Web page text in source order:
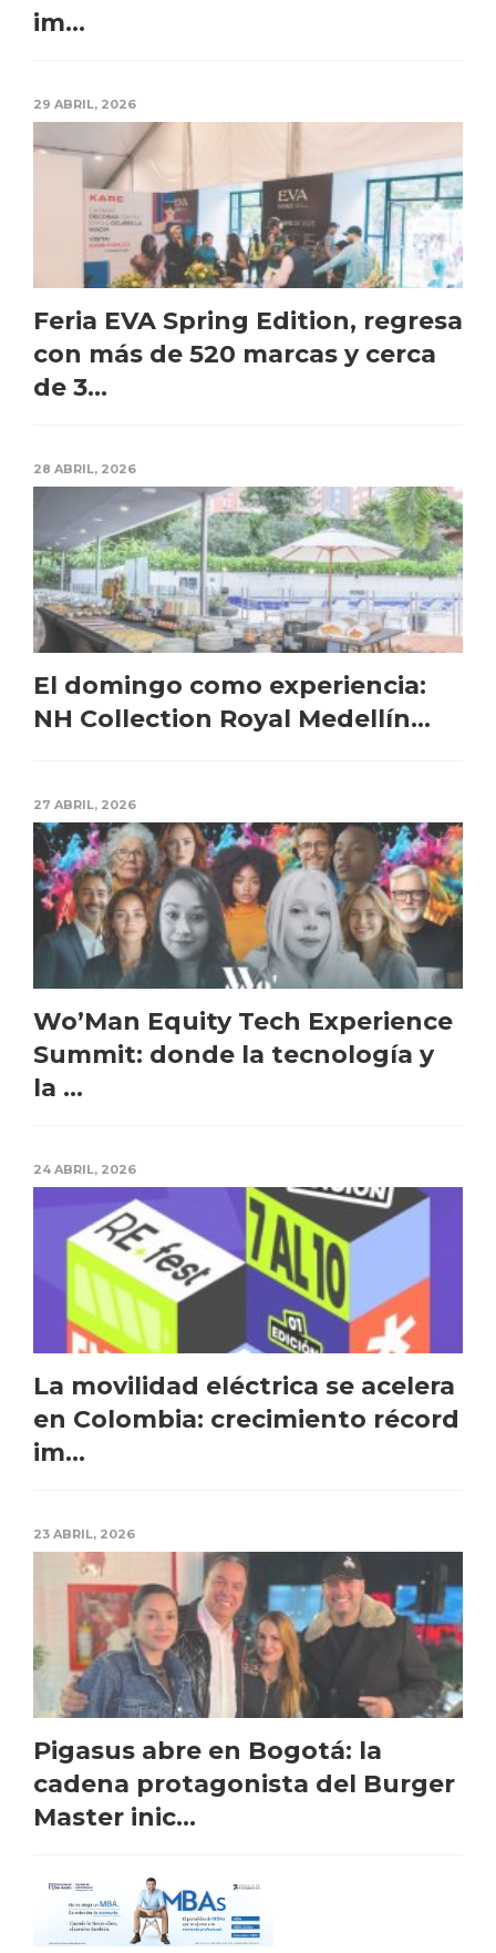
im...
29 ABRIL, 2026
Feria EVA Spring Edition, regresa
con más de 520 marcas y cerca
de 3...
28 ABRIL, 2026
El domingo como experiencia:
NH Collection Royal Medellín...
27 ABRIL, 2026
Wo’Man Equity Tech Experience
Summit: donde la tecnología y
la ...
24 ABRIL, 2026
La movilidad eléctrica se acelera
en Colombia: crecimiento récord
im...
23 ABRIL, 2026
Pigasus abre en Bogotá: la
cadena protagonista del Burger
Master inic...